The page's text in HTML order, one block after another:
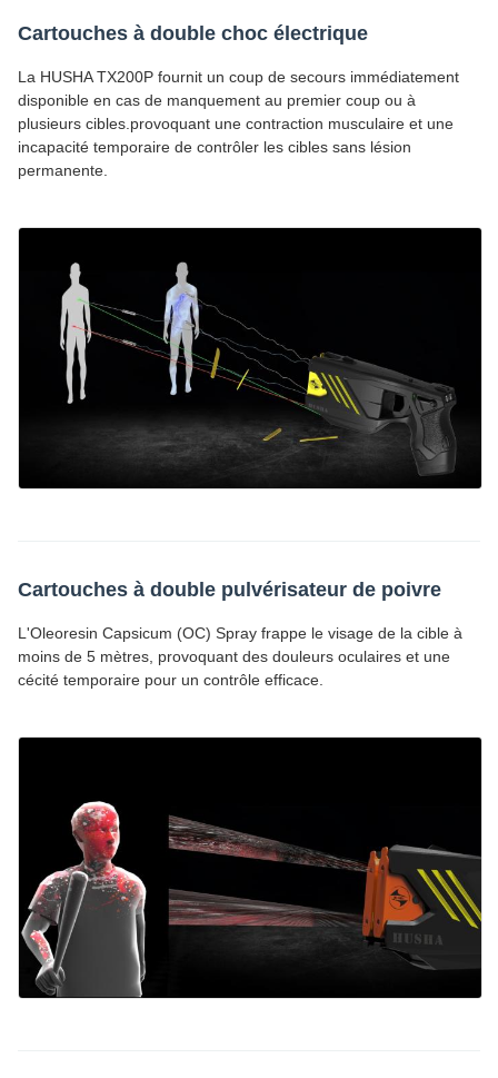
Cartouches à double choc électrique
La HUSHA TX200P fournit un coup de secours immédiatement
disponible en cas de manquement au premier coup ou à
plusieurs cibles.provoquant une contraction musculaire et une
incapacité temporaire de contrôler les cibles sans lésion
permanente.
Cartouches à double pulvérisateur de poivre
L'Oleoresin Capsicum (OC) Spray frappe le visage de la cible à
moins de 5 mètres, provoquant des douleurs oculaires et une
cécité temporaire pour un contrôle efficace.